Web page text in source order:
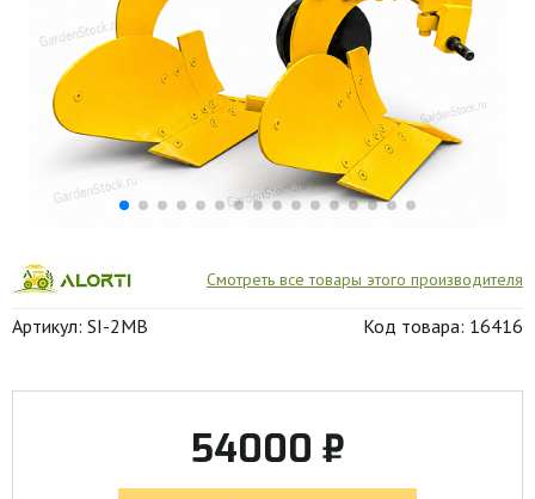
Смотреть все товары этого производителя
Артикул: SI-2MB Код товара: 16416
54000 ₽